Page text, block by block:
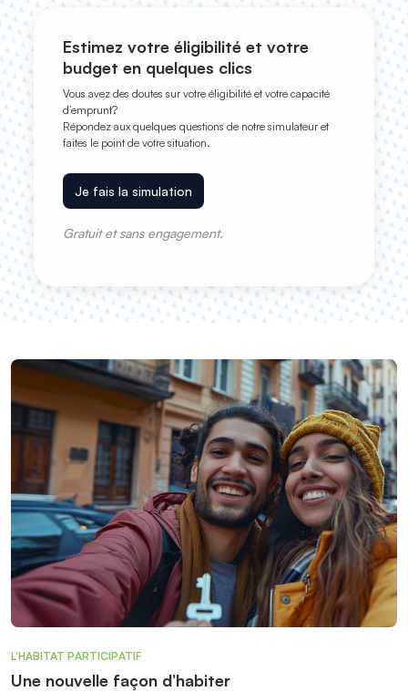
Estimez votre éligibilité et votre
budget en quelques clics
Vous avez des doutes sur votre éligibilité et votre capacité
d’emprunt?
Répondez aux quelques questions de notre simulateur et
faites le point de votre situation.
Je fais la simulation
Gratuit et sans engagement.
L'HABITAT PARTICIPATIF
Une nouvelle façon d’habiter